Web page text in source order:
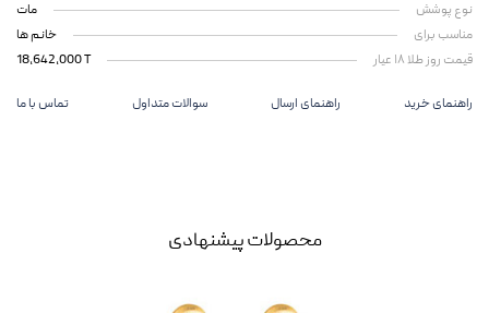
نوع پوشش
مات
مناسب برای
خانم ها
قیمت روز طلا ۱۸ عیار
18,642,000 T
راهنمای خرید راهنمای ارسال سوالات متداول تماس با ما
محصولات پیشنهادی